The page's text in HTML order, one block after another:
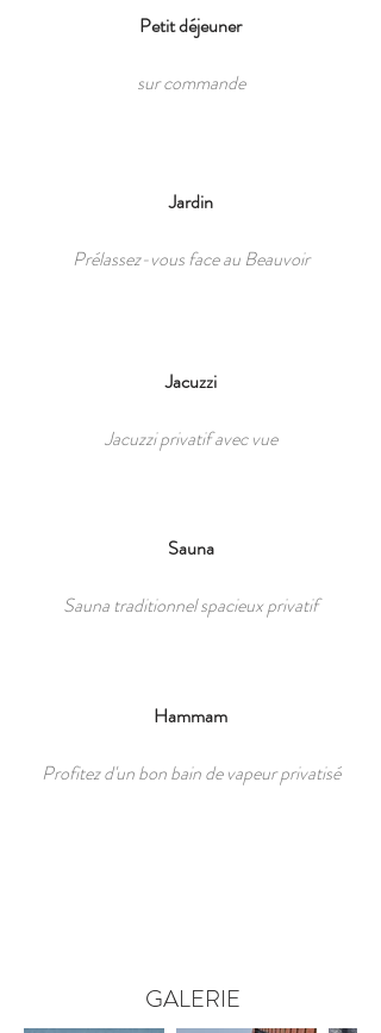
Petit déjeuner
sur commande
Jardin
Prélassez-vous face au Beauvoir
Jacuzzi
Jacuzzi privatif avec vue
Sauna
Sauna traditionnel spacieux privatif
Hammam
Profitez d'un bon bain de vapeur privatisé
GALERIE